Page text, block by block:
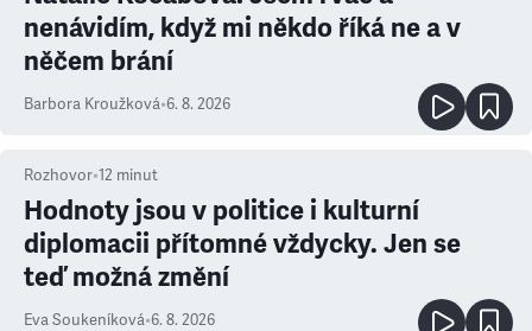
nenávidím, když mi někdo říká ne a v
něčem brání
Barbora Kroužková•6. 8. 2026
Rozhovor•12 minut
Hodnoty jsou v politice i kulturní
diplomacii přítomné vždycky. Jen se
teď možná změní
Eva Soukeníková•6. 8. 2026